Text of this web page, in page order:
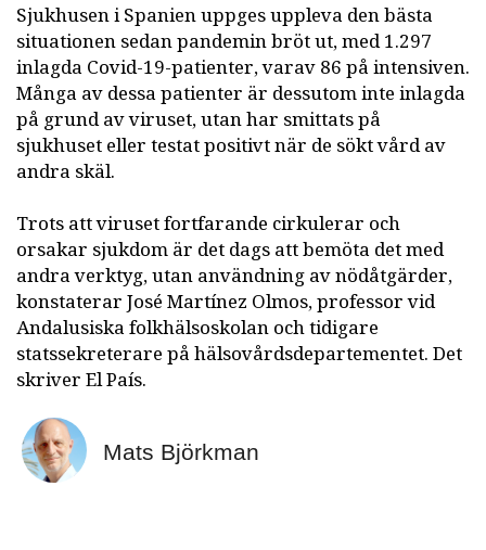
Sjukhusen i Spanien uppges uppleva den bästa
situationen sedan pandemin bröt ut, med 1.297
inlagda Covid-19-patienter, varav 86 på intensiven.
Många av dessa patienter är dessutom inte inlagda
på grund av viruset, utan har smittats på
sjukhuset eller testat positivt när de sökt vård av
andra skäl.
Trots att viruset fortfarande cirkulerar och
orsakar sjukdom är det dags att bemöta det med
andra verktyg, utan användning av nödåtgärder,
konstaterar José Martínez Olmos, professor vid
Andalusiska folkhälsoskolan och tidigare
statssekreterare på hälsovårdsdepartementet. Det
skriver El País.
Mats Björkman